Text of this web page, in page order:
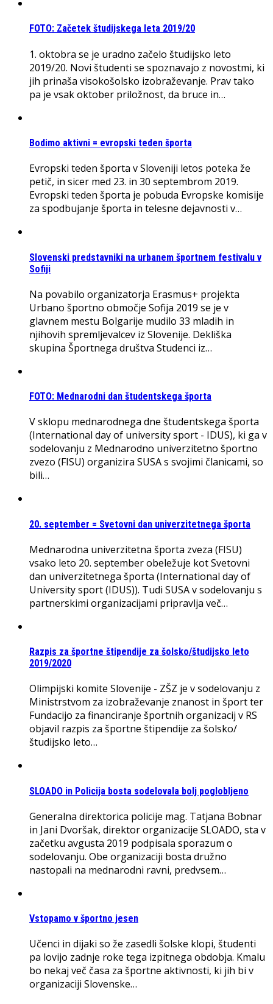
FOTO: Začetek študijskega leta 2019/20
1. oktobra se je uradno začelo študijsko leto
2019/20. Novi študenti se spoznavajo z novostmi, ki
jih prinaša visokošolsko izobraževanje. Prav tako
pa je vsak oktober priložnost, da bruce in…
Bodimo aktivni = evropski teden športa
Evropski teden športa v Sloveniji letos poteka že
petič, in sicer med 23. in 30 septembrom 2019.
Evropski teden športa je pobuda Evropske komisije
za spodbujanje športa in telesne dejavnosti v…
Slovenski predstavniki na urbanem športnem festivalu v
Sofiji
Na povabilo organizatorja Erasmus+ projekta
Urbano športno območje Sofija 2019 se je v
glavnem mestu Bolgarije mudilo 33 mladih in
njihovih spremljevalcev iz Slovenije. Dekliška
skupina Športnega društva Studenci iz…
FOTO: Mednarodni dan študentskega športa
V sklopu mednarodnega dne študentskega športa
(International day of university sport - IDUS), ki ga v
sodelovanju z Mednarodno univerzitetno športno
zvezo (FISU) organizira SUSA s svojimi članicami, so
bili…
20. september = Svetovni dan univerzitetnega športa
Mednarodna univerzitetna športa zveza (FISU)
vsako leto 20. september obeležuje kot Svetovni
dan univerzitetnega športa (International day of
University sport (IDUS)). Tudi SUSA v sodelovanju s
partnerskimi organizacijami pripravlja več…
Razpis za športne štipendije za šolsko/študijsko leto
2019/2020
Olimpijski komite Slovenije - ZŠZ je v sodelovanju z
Ministrstvom za izobraževanje znanost in šport ter
Fundacijo za financiranje športnih organizacij v RS
objavil razpis za športne štipendije za šolsko/
študijsko leto…
SLOADO in Policija bosta sodelovala bolj poglobljeno
Generalna direktorica policije mag. Tatjana Bobnar
in Jani Dvoršak, direktor organizacije SLOADO, sta v
začetku avgusta 2019 podpisala sporazum o
sodelovanju. Obe organizaciji bosta družno
nastopali na mednarodni ravni, predvsem…
Vstopamo v športno jesen
Učenci in dijaki so že zasedli šolske klopi, študenti
pa lovijo zadnje roke tega izpitnega obdobja. Kmalu
bo nekaj več časa za športne aktivnosti, ki jih bi v
organizaciji Slovenske…